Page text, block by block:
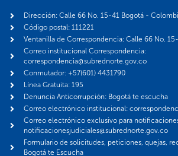
Dirección: Calle 66 No. 15-41 Bogotá -
Código postal: 111221
Ventanilla de Correspondencia: Calle 66 No.
Correo institucional Correspondencia:
correspondencia@subrednorte.gov.co
Conmutador: +57(601) 4431790
Línea Gratuita: 195
Denuncia Anticorrupción: Bogotá te escucha
Correo electrónico institucional:
Correo electrónico exclusivo para
notificacionesjudiciales@subrednorte.gov.co
Formulario de solicitudes, peticiones, quejas,
Bogotá te Escucha